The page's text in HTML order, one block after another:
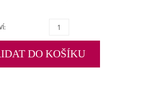
DO KOŠÍKU